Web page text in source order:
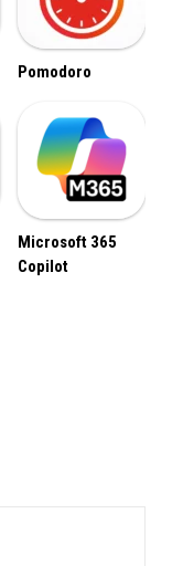
Pomodoro
Microsoft 365
Copilot